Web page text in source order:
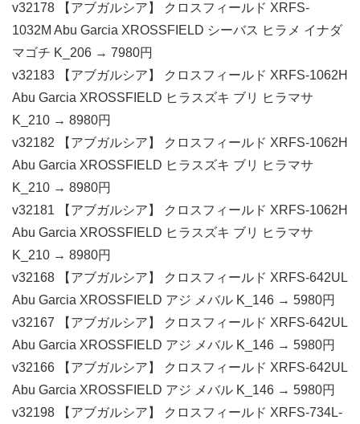
v32178 【アブガルシア】 クロスフィールド XRFS-
1032M Abu Garcia XROSSFIELD シーバス ヒラメ イナダ
マゴチ K_206 → 7980円
v32183 【アブガルシア】 クロスフィールド XRFS-1062H
Abu Garcia XROSSFIELD ヒラスズキ ブリ ヒラマサ
K_210 → 8980円
v32182 【アブガルシア】 クロスフィールド XRFS-1062H
Abu Garcia XROSSFIELD ヒラスズキ ブリ ヒラマサ
K_210 → 8980円
v32181 【アブガルシア】 クロスフィールド XRFS-1062H
Abu Garcia XROSSFIELD ヒラスズキ ブリ ヒラマサ
K_210 → 8980円
v32168 【アブガルシア】 クロスフィールド XRFS-642UL
Abu Garcia XROSSFIELD アジ メバル K_146 → 5980円
v32167 【アブガルシア】 クロスフィールド XRFS-642UL
Abu Garcia XROSSFIELD アジ メバル K_146 → 5980円
v32166 【アブガルシア】 クロスフィールド XRFS-642UL
Abu Garcia XROSSFIELD アジ メバル K_146 → 5980円
v32198 【アブガルシア】 クロスフィールド XRFS-734L-